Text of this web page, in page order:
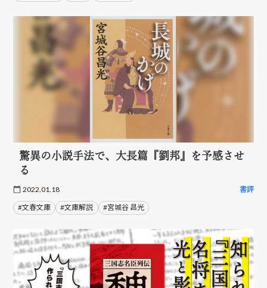
驚異の小説手法で、大長篇『劉邦』を予感させ
る
2022.01.18 書評
#文春文庫 #文庫解説 #宮城谷 昌光